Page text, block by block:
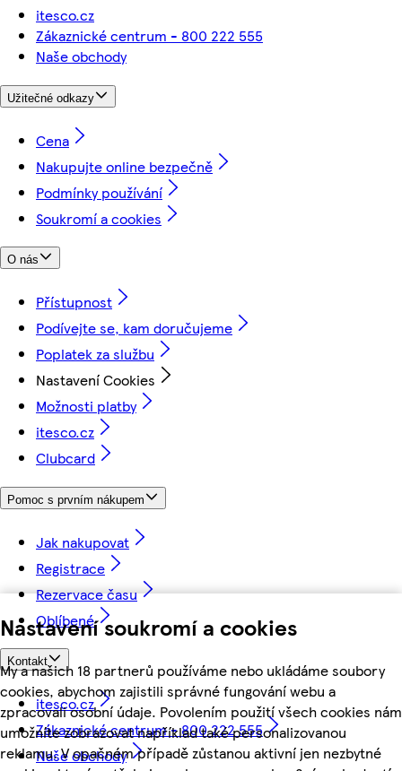
Nastavení soukromí a cookies
My a našich 18 partnerů používáme nebo ukládáme soubory
cookies, abychom zajistili správné fungování webu a
zpracovali osobní údaje. Povolením použití všech cookies nám
umožníte zobrazovat například také personalizovanou
reklamu. V opačném případě zůstanou aktivní jen nezbytné
itesco.cz
Zákaznické centrum - 800 222 555
Naše obchody
Užitečné odkazy
Cena
Nakupujte online bezpečně
Podmínky používání
Soukromí a cookies
O nás
Přístupnost
Podívejte se, kam doručujeme
Poplatek za službu
Nastavení Cookies
Možnosti platby
itesco.cz
Clubcard
Pomoc s prvním nákupem
Jak nakupovat
Registrace
Rezervace času
Oblíbené
Kontakt
itesco.cz
Zákaznické centrum - 800 222 555
Naše obchody